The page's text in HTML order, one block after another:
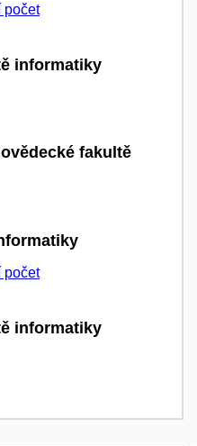
počet
informatiky
fakultě
počet
informatiky